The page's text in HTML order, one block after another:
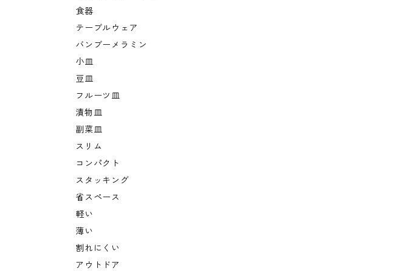
食器
テーブルウェア
バンブーメラミン
小皿
豆皿
フルーツ皿
漬物皿
副菜皿
スリム
コンパクト
スタッキング
省スペース
軽い
薄い
割れにくい
アウトドア